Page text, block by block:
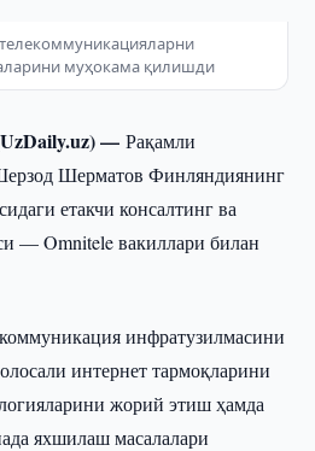
муҳокама қилишди
—Рақамли
Шерматов Финляндиянинг
етакчи консалтинг ва
— Omnitele вакиллари билан
инфратузилмасини
интернет тармоқларини
жорий этиш ҳамда
яхшилаш масалалари